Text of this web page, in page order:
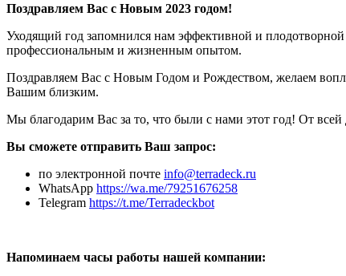
Поздравляем Вас с Новым 2023 годом!
Уходящий год запомнился нам эффективной и
профессиональным и жизненным опытом.
Поздравляем Вас с Новым Годом и Рождеством, желаем
Вашим близким.
Мы благодарим Вас за то, что были с нами этот год! От
Вы сможете отправить Ваш запрос:
по электронной почте info@terradeck.ru
WhatsApp https://wa.me/79251676258
Telegram https://t.me/Terradeckbot
Напоминаем часы работы нашей компании: